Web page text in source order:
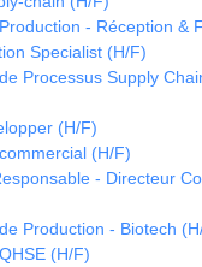
- Réception &
Specialist (H/F)
Processus Supply
(H/F)
(H/F)
- Directeur
Production - Biotech
(H/F)